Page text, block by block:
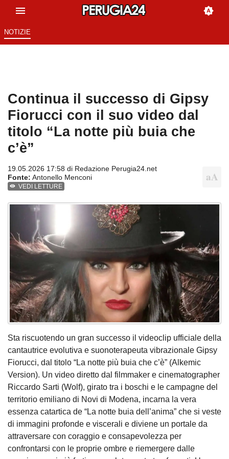
NOTIZIE
Continua il successo di Gipsy
Fiorucci con il suo video dal
titolo “La notte più buia che
c’è”
19.05.2026 17:58 di Redazione Perugia24.net
Fonte: Antonello Menconi
VEDI LETTURE
Sta riscuotendo un gran successo il videoclip ufficiale della
cantautrice evolutiva e suonoterapeuta vibrazionale Gipsy
Fiorucci, dal titolo “La notte più buia che c’è” (Alkemic
Version). Un video diretto dal filmmaker e cinematographer
Riccardo Sarti (Wolf), girato tra i boschi e le campagne del
territorio emiliano di Novi di Modena, incarna la vera
essenza catartica de “La notte buia dell’anima” che si veste
di immagini profonde e viscerali e diviene un portale da
attraversare con coraggio e consapevolezza per
confrontarsi con le proprie ombre e riemergere dalle